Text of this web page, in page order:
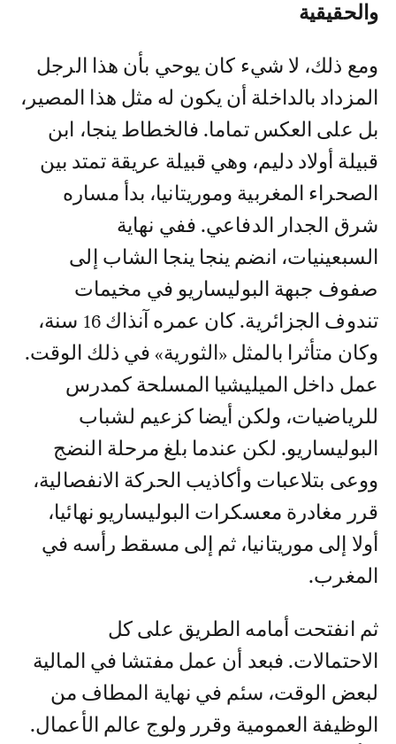
والحقيقية
ومع ذلك، لا شيء كان يوحي بأن هذا الرجل
المزداد بالداخلة أن يكون له مثل هذا المصير،
بل على العكس تماما. فالخطاط ينجا، ابن
قبيلة أولاد دليم، وهي قبيلة عريقة تمتد بين
الصحراء المغربية وموريتانيا، بدأ مساره
شرق الجدار الدفاعي. ففي نهاية
السبعينيات، انضم ينجا ينجا الشاب إلى
صفوف جبهة البوليساريو في مخيمات
تندوف الجزائرية. كان عمره آنذاك 16 سنة،
وكان متأثرا بالمثل «الثورية» في ذلك الوقت.
عمل داخل الميليشيا المسلحة كمدرس
للرياضيات، ولكن أيضا كزعيم لشباب
البوليساريو. لكن عندما بلغ مرحلة النضج
ووعى بتلاعبات وأكاذيب الحركة الانفصالية،
قرر مغادرة معسكرات البوليساريو نهائيا،
أولا إلى موريتانيا، ثم إلى مسقط رأسه في
المغرب.
ثم انفتحت أمامه الطريق على كل
الاحتمالات. فبعد أن عمل مفتشا في المالية
لبعض الوقت، سئم في نهاية المطاف من
الوظيفة العمومية وقرر ولوج عالم الأعمال.